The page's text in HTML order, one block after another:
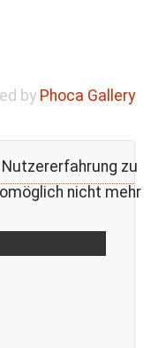
by Phoca Gallery
zu
nicht mehr